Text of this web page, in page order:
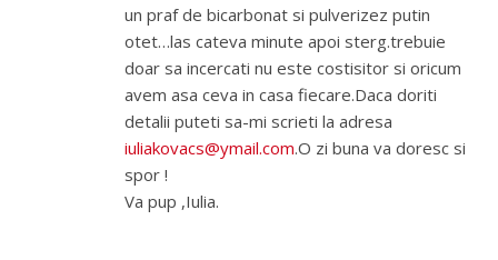
un praf de bicarbonat si pulverizez putin
otet…las cateva minute apoi sterg.trebuie
doar sa incercati nu este costisitor si oricum
avem asa ceva in casa fiecare.Daca doriti
detalii puteti sa-mi scrieti la adresa
iuliakovacs@ymail.com.O zi buna va doresc si
spor !
Va pup ,Iulia.